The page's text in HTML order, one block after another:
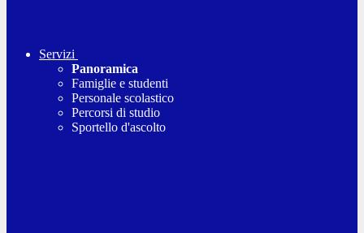
Servizi
Panoramica
Famiglie e studenti
Personale scolastico
Percorsi di studio
Sportello d'ascolto